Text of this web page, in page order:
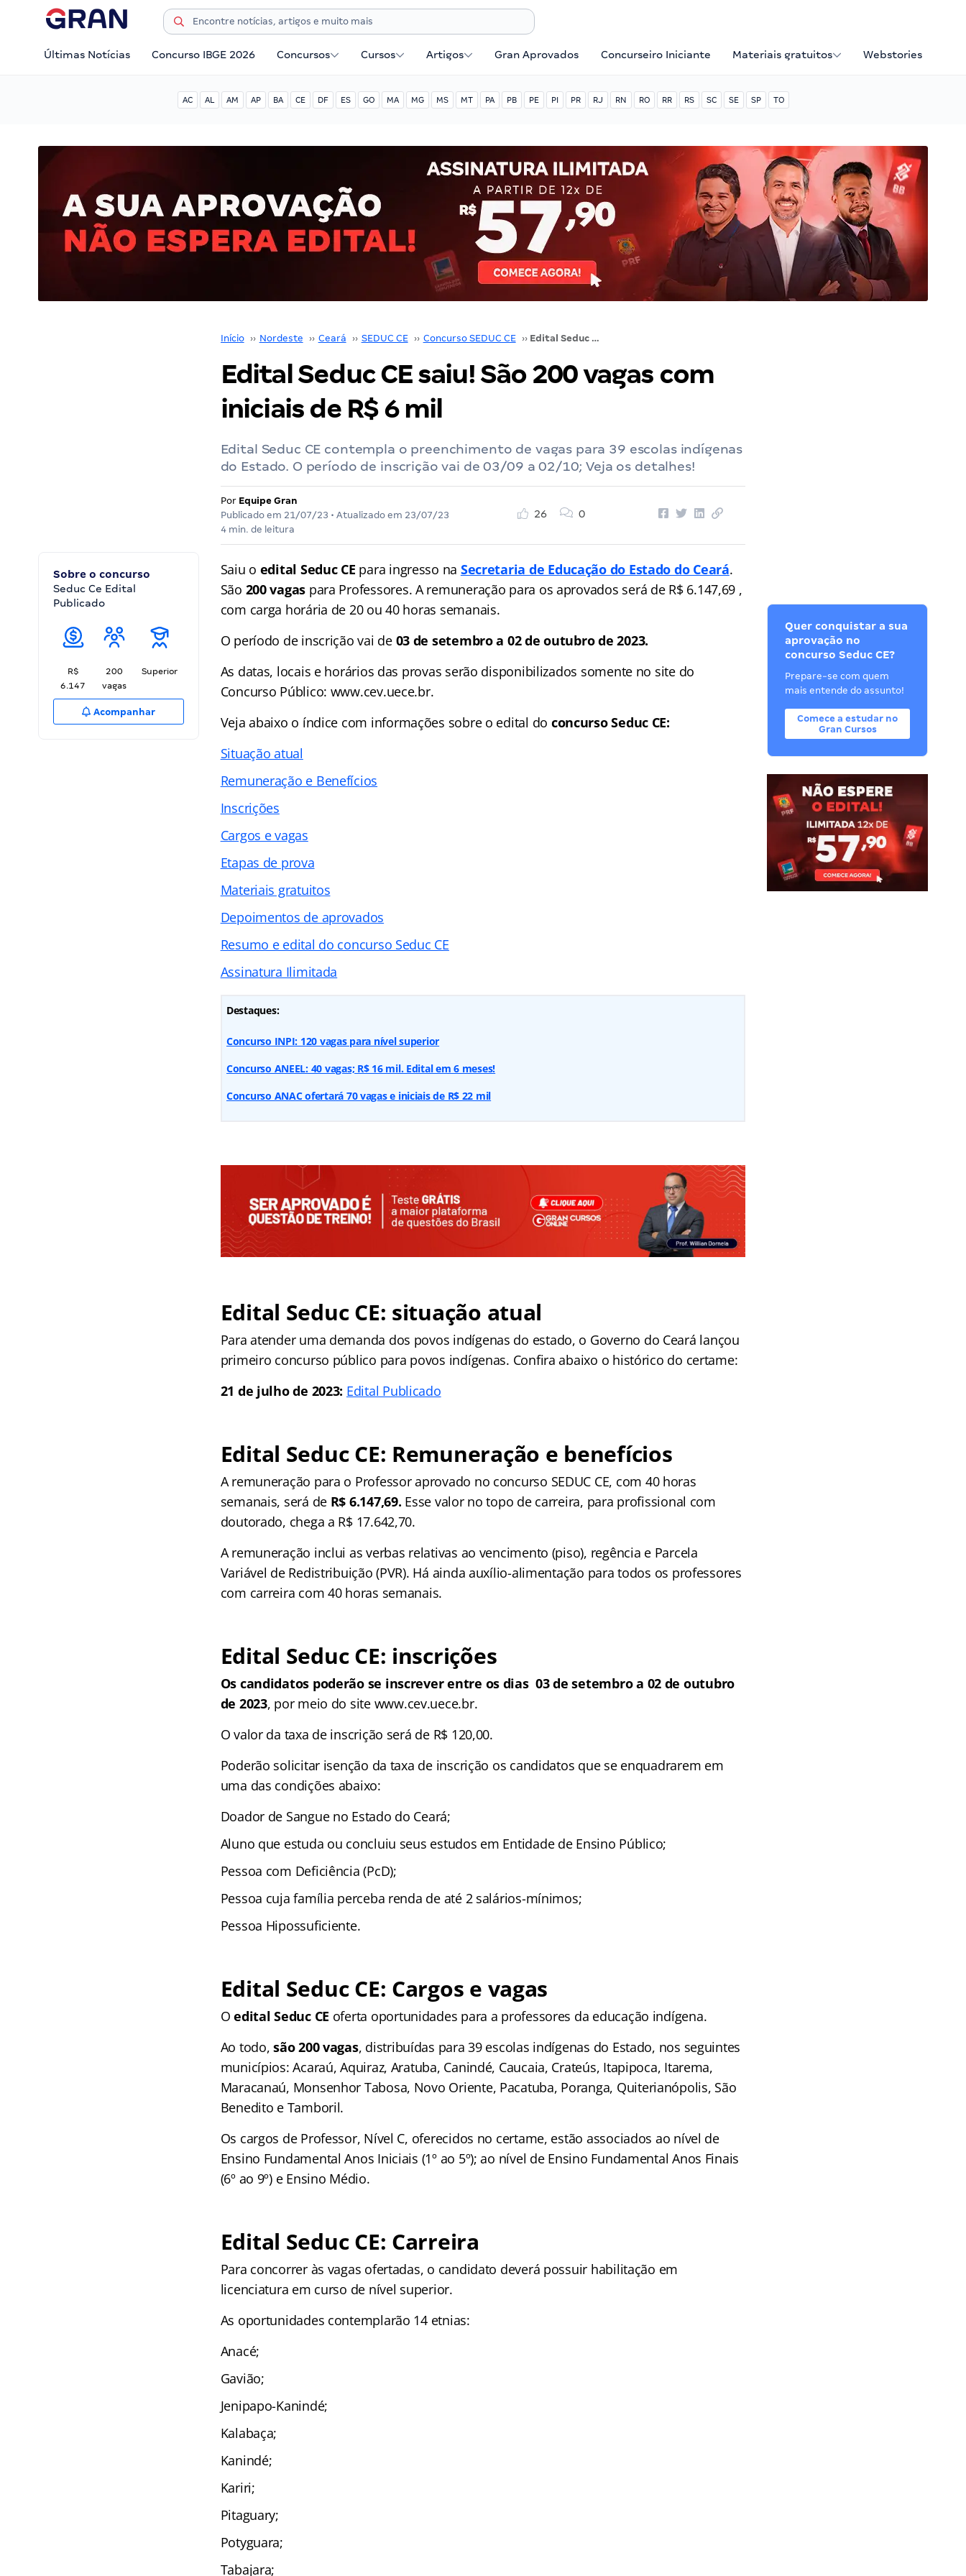
Últimas Notícias Concurso IBGE 2026 Concursos Cursos Artigos Gran Aprovados Concurseiro Iniciante Materiais gratuitos Webstories
AC AL AM AP BA CE DF ES GO MA MG MS MT PA PB PE PI PR RJ RN RO RR RS SC SE SP TO
Início ›› Nordeste ›› Ceará ›› SEDUC CE ›› Concurso SEDUC CE ›› Edital Seduc CE saiu! São 200 vagas com iniciais de R$ 6 mil
Edital Seduc CE saiu! São 200 vagas com
iniciais de R$ 6 mil
Edital Seduc CE contempla o preenchimento de vagas para 39 escolas indígenas
do Estado. O período de inscrição vai de 03/09 a 02/10; Veja os detalhes!
Por Equipe Gran
Publicado em 21/07/23 • Atualizado em 23/07/23
4 min. de leitura
26 0
Sobre o concurso
Seduc Ce Edital
Publicado
R$
6.147
200
vagas
Superior
Acompanhar
Saiu o edital Seduc CE para ingresso na Secretaria de Educação do Estado do Ceará.
São 200 vagas para Professores. A remuneração para os aprovados será de R$ 6.147,69 ,
com carga horária de 20 ou 40 horas semanais.
O período de inscrição vai de 03 de setembro a 02 de outubro de 2023.
As datas, locais e horários das provas serão disponibilizados somente no site do
Concurso Público: www.cev.uece.br.
Veja abaixo o índice com informações sobre o edital do concurso Seduc CE:
Situação atual
Remuneração e Benefícios
Inscrições
Cargos e vagas
Etapas de prova
Materiais gratuitos
Depoimentos de aprovados
Resumo e edital do concurso Seduc CE
Assinatura Ilimitada
Destaques:
Concurso INPI: 120 vagas para nível superior
Concurso ANEEL: 40 vagas; R$ 16 mil. Edital em 6 meses!
Concurso ANAC ofertará 70 vagas e iniciais de R$ 22 mil
Edital Seduc CE: situação atual
Para atender uma demanda dos povos indígenas do estado, o Governo do Ceará lançou
primeiro concurso público para povos indígenas. Confira abaixo o histórico do certame:
21 de julho de 2023: Edital Publicado
Edital Seduc CE: Remuneração e benefícios
A remuneração para o Professor aprovado no concurso SEDUC CE, com 40 horas
semanais, será de R$ 6.147,69. Esse valor no topo de carreira, para profissional com
doutorado, chega a R$ 17.642,70.
A remuneração inclui as verbas relativas ao vencimento (piso), regência e Parcela
Variável de Redistribuição (PVR). Há ainda auxílio-alimentação para todos os professores
com carreira com 40 horas semanais.
Edital Seduc CE: inscrições
Os candidatos poderão se inscrever entre os dias 03 de setembro a 02 de outubro
de 2023, por meio do site www.cev.uece.br.
O valor da taxa de inscrição será de R$ 120,00.
Poderão solicitar isenção da taxa de inscrição os candidatos que se enquadrarem em
uma das condições abaixo:
Doador de Sangue no Estado do Ceará;
Aluno que estuda ou concluiu seus estudos em Entidade de Ensino Público;
Pessoa com Deficiência (PcD);
Pessoa cuja família perceba renda de até 2 salários-mínimos;
Pessoa Hipossuficiente.
Edital Seduc CE: Cargos e vagas
Oedital Seduc CE oferta oportunidades para a professores da educação indígena.
Ao todo,são 200 vagas, distribuídas para 39 escolas indígenas do Estado, nos seguintes
municípios: Acaraú, Aquiraz, Aratuba, Canindé, Caucaia, Crateús, Itapipoca, Itarema,
Maracanaú, Monsenhor Tabosa, Novo Oriente, Pacatuba, Poranga, Quiterianópolis, São
Benedito e Tamboril.
Os cargos de Professor, Nível C, oferecidos no certame, estão associados ao nível de
Ensino Fundamental Anos Iniciais (1º ao 5º); ao nível de Ensino Fundamental Anos Finais
(6º ao 9º) e Ensino Médio.
Edital Seduc CE: Carreira
Para concorrer às vagas ofertadas, o candidato deverá possuir habilitação em
licenciatura em curso de nível superior.
As oportunidades contemplarão 14 etnias:
Anacé;
Gavião;
Jenipapo-Kanindé;
Kalabaça;
Kanindé;
Kariri;
Pitaguary;
Potyguara;
Tabajara;
Quer conquistar a sua
aprovação no
concurso Seduc CE?
Prepare-se com quem
mais entende do assunto!
Comece a estudar no
Gran Cursos